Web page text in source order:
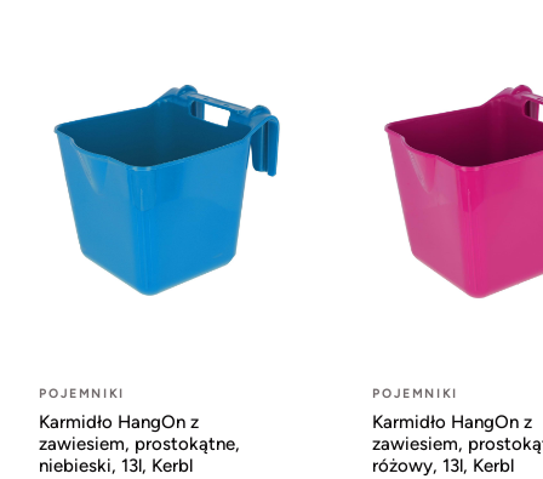
POJEMNIKI
Karmidło HangOn z
zawiesiem, prostokątne,
niebieski, 13l, Kerbl
POJEMNIKI
Karmidło HangOn z
zawiesiem,
różowy, 13l, Kerbl